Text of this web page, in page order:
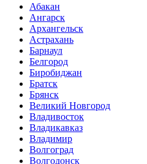
Абакан
Ангарск
Архангельск
Астрахань
Барнаул
Белгород
Биробиджан
Братск
Брянск
Великий Новгород
Владивосток
Владикавказ
Владимир
Волгоград
Волгодонск